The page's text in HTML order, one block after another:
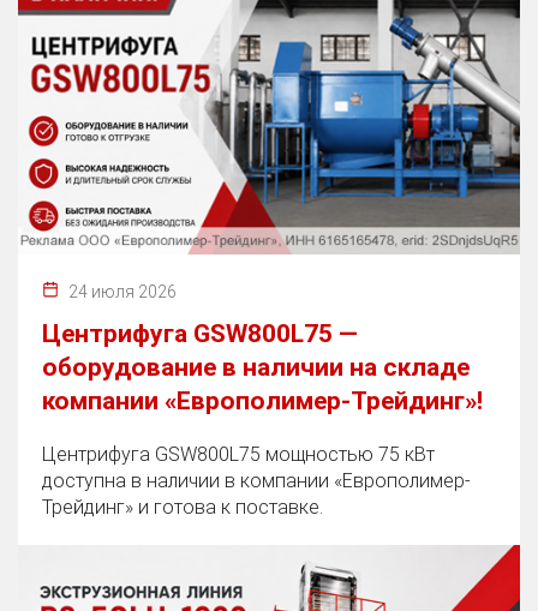
24 июля 2026
Центрифуга GSW800L75 —
оборудование в наличии на складе
компании «Европолимер-Трейдинг»!
Центрифуга GSW800L75 мощностью 75 кВт
доступна в наличии в компании «Европолимер-
Трейдинг» и готова к поставке.